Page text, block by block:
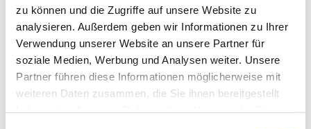
zu können und die Zugriffe auf unsere Website zu
analysieren. Außerdem geben wir Informationen zu Ihrer
Verwendung unserer Website an unsere Partner für
soziale Medien, Werbung und Analysen weiter. Unsere
Partner führen diese Informationen möglicherweise mit
weiteren Daten zusammen, die Sie ihnen bereitgestellt
Dies könnte Sie auch
interessieren